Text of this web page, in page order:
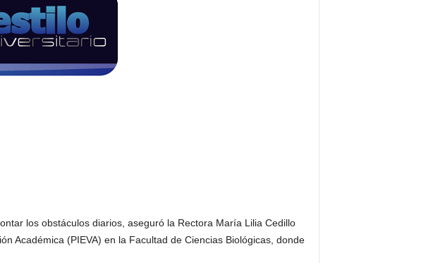
los obstáculos diarios, aseguró la Rectora María Lilia Cedillo
Académica (PIEVA) en la Facultad de Ciencias Biológicas, donde